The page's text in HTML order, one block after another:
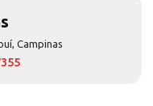
Campinas